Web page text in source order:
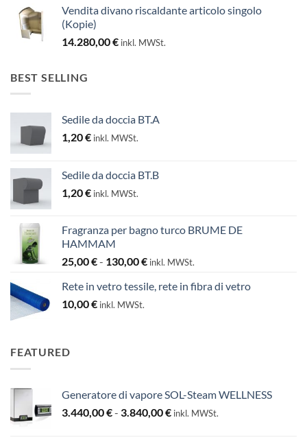
Vendita divano riscaldante articolo singolo
(Kopie)
14.280,00€ inkl. MWSt.
BEST SELLING
Sedile da doccia BT.A
1,20€ inkl. MWSt.
Sedile da doccia BT.B
1,20€ inkl. MWSt.
Fragranza per bagno turco BRUME DE
HAMMAM
25,00€- 130,00€Fascia
prezzo:
inkl. MWSt.
Rete in vetro tessile, rete in fibra di vetro
10,00€ inkl. MWSt.
FEATURED
Generatore di vapore SOL-Steam WELLNESS
3.440,00€- 3.840,00€Fascia
inkl. MWSt.